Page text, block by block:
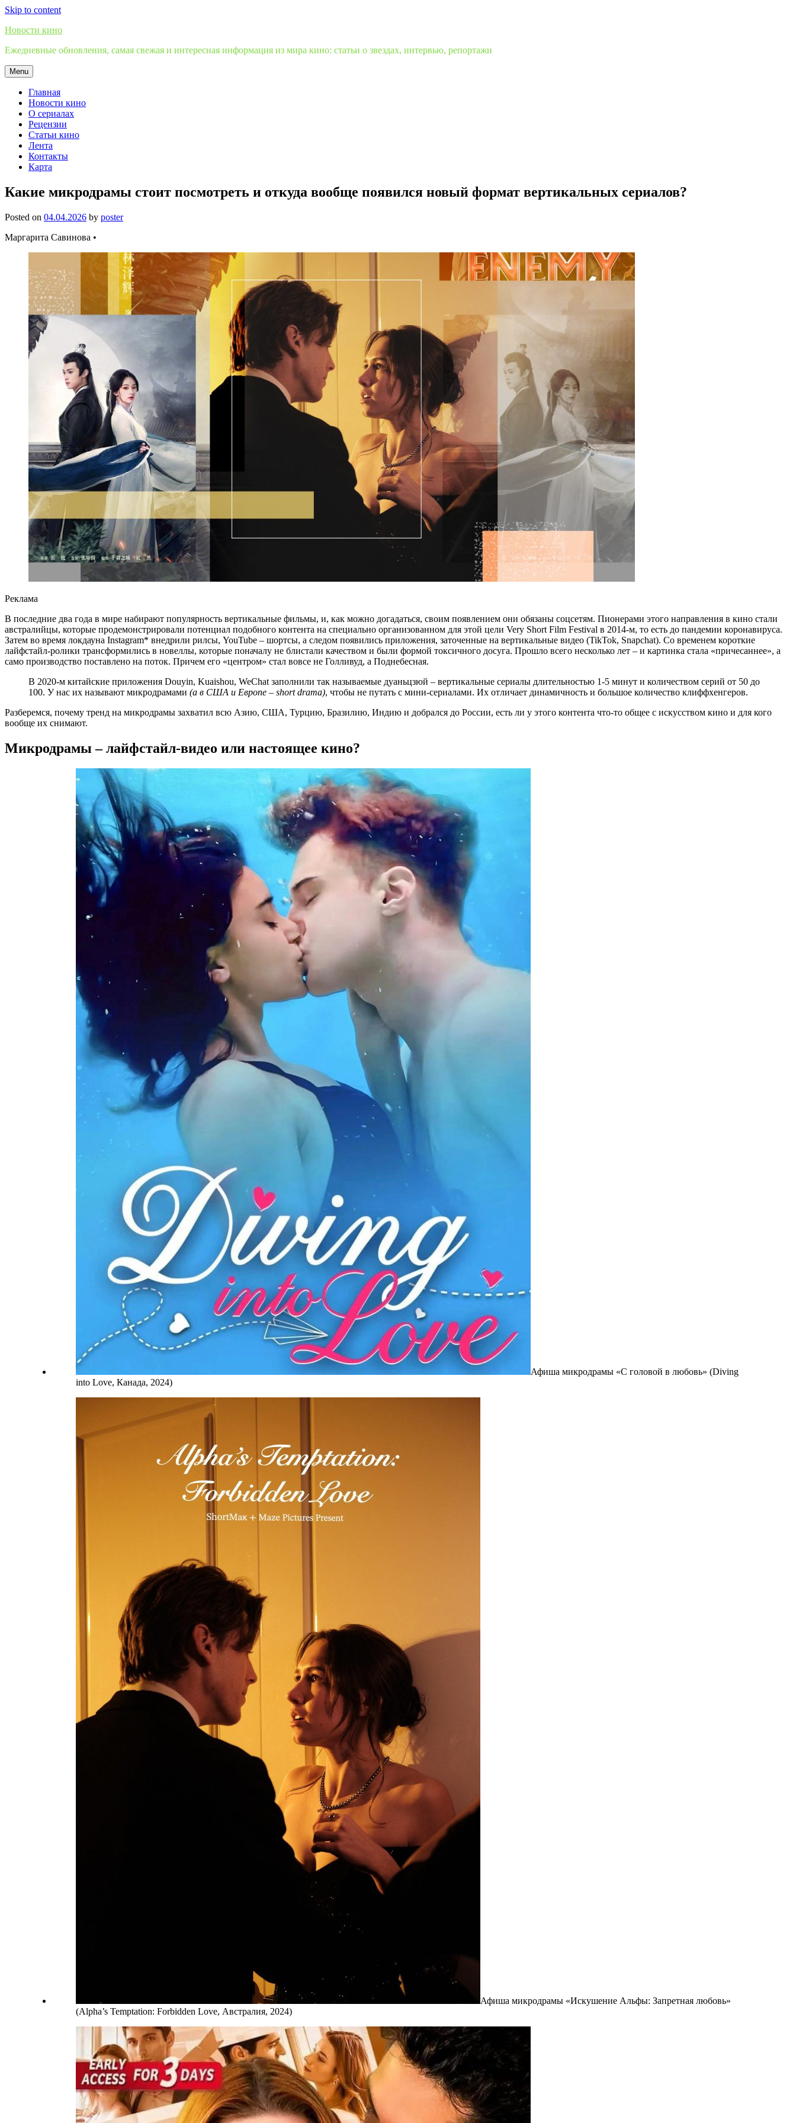
Skip to content
Новости кино
Ежедневные обновления, самая свежая и интересная информация из мира кино: статьи о звездах, интервью, репортажи
Menu
Главная
Новости кино
О сериалах
Рецензии
Статьи кино
Лента
Контакты
Карта
Какие микродрамы стоит посмотреть и откуда вообще появился новый формат вертикальных сериалов?
Posted on 04.04.2026 by poster
Маргарита Савинова •
Реклама
В последние два года в мире набирают популярность вертикальные фильмы, и, как можно догадаться, своим появлением они обязаны соцсетям. Пионерами этого направления в кино стали
австралийцы, которые продемонстрировали потенциал подобного контента на специально организованном для этой цели Very Short Film Festival в 2014-м, то есть до пандемии коронавируса.
Затем во время локдауна Instagram* внедрили рилсы, YouTube – шортсы, а следом появились приложения, заточенные на вертикальные видео (TikTok, Snapchat). Со временем короткие
лайфстайл-ролики трансформились в новеллы, которые поначалу не блистали качеством и были формой токсичного досуга. Прошло всего несколько лет – и картинка стала «причесаннее», а
само производство поставлено на поток. Причем его «центром» стал вовсе не Голливуд, а Поднебесная.
В 2020-м китайские приложения Douyin, Kuaishou, WeChat заполнили так называемые дуаньцзюй – вертикальные сериалы длительностью 1-5 минут и количеством серий от 50 до
100. У нас их называют микродрамами (а в США и Европе – short drama), чтобы не путать с мини-сериалами. Их отличает динамичность и большое количество клиффхенгеров.
Разберемся, почему тренд на микродрамы захватил всю Азию, США, Турцию, Бразилию, Индию и добрался до России, есть ли у этого контента что-то общее с искусством кино и для кого
вообще их снимают.
Микродрамы – лайфстайл-видео или настоящее кино?
Афиша микродрамы «С головой в любовь» (Diving
into Love, Канада, 2024)
Афиша микродрамы «Искушение Альфы: Запретная любовь»
(Alpha’s Temptation: Forbidden Love, Австралия, 2024)